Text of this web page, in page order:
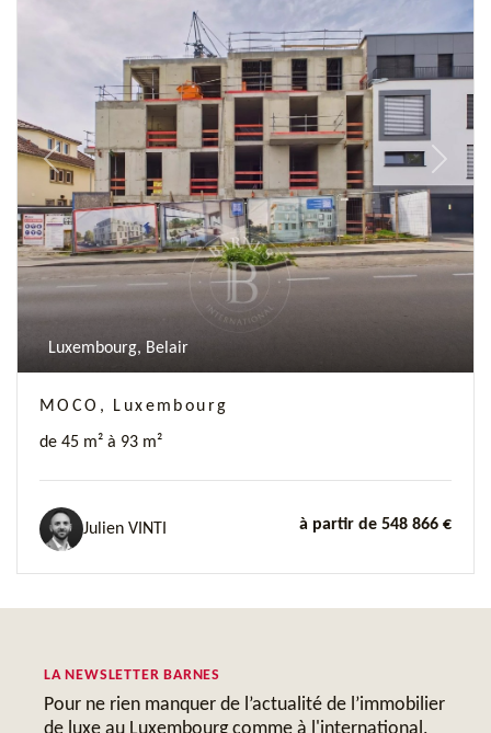
Previous Next
Luxembourg, Belair
MOCO, Luxembourg
de 45 m² à 93 m²
Julien VINTI à partir de 548 866 €
LA NEWSLETTER BARNES
Pour ne rien manquer de l’actualité de l’immobilier